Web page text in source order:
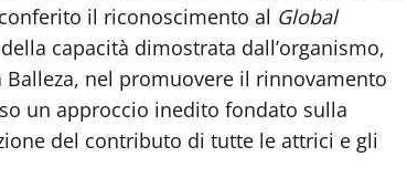
il riconoscimento al Global
capacità dimostrata dall’organismo,
Balleza, nel promuovere il rinnovamento
un approccio inedito fondato sulla
del contributo di tutte le attrici e gli